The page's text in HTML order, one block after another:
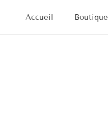
contenu
Accueil
Boutique